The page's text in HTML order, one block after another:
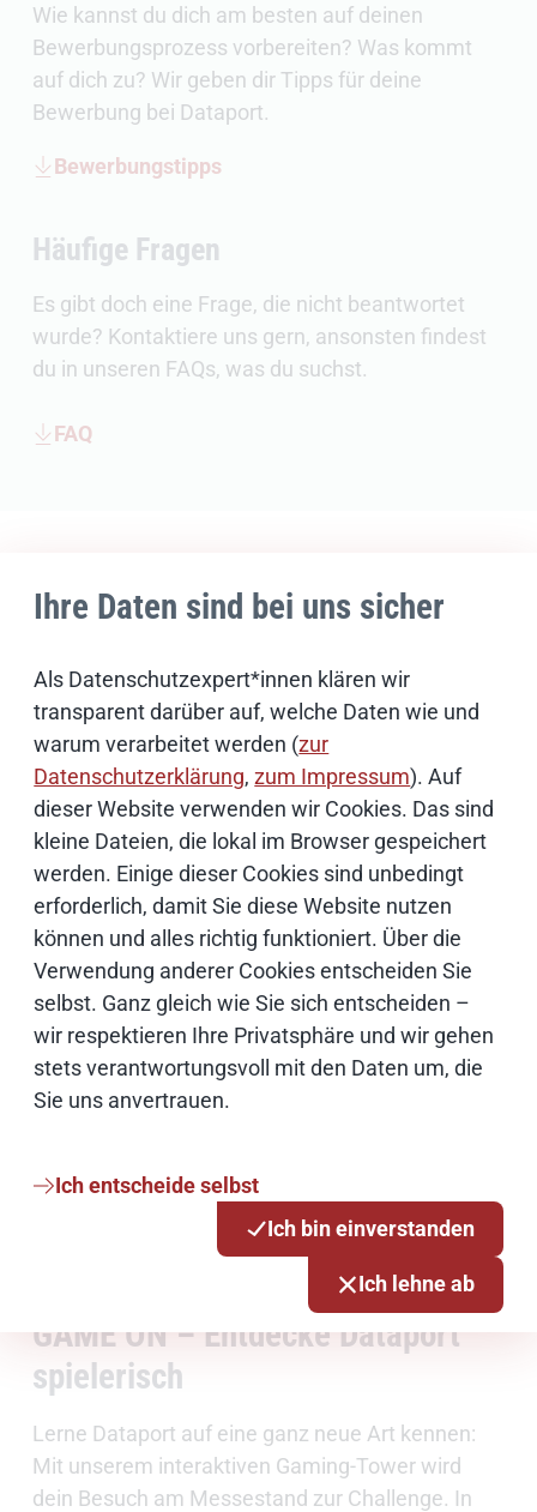
Ihre Daten sind bei uns sicher
Als Datenschutzexpert*innen klären wir
transparent darüber auf, welche Daten wie und
warum verarbeitet werden (zur
Datenschutzerklärung,zum Impressum). Auf
dieser Website verwenden wir Cookies. Das sind
kleine Dateien, die lokal im Browser gespeichert
werden. Einige dieser Cookies sind unbedingt
erforderlich, damit Sie diese Website nutzen
können und alles richtig funktioniert. Über die
Verwendung anderer Cookies entscheiden Sie
selbst. Ganz gleich wie Sie sich entscheiden –
wir respektieren Ihre Privatsphäre und wir gehen
stets verantwortungsvoll mit den Daten um, die
Sie uns anvertrauen.
Ich entscheide selbst
Ich bin einverstanden
Ich lehne ab
Wie kannst du dich am besten auf deinen
Bewerbungsprozess vorbereiten? Was kommt
auf dich zu? Wir geben dir Tipps für deine
Bewerbung bei Dataport.
Bewerbungstipps
Häufige Fragen
Es gibt doch eine Frage, die nicht beantwortet
wurde? Kontaktiere uns gern, ansonsten findest
du in unseren FAQs, was du suchst.
FAQ
GAME ON – Entdecke Dataport
spielerisch
Lerne Dataport auf eine ganz neue Art kennen:
Mit unserem interaktiven Gaming-Tower wird
dein Besuch am Messestand zur Challenge. In